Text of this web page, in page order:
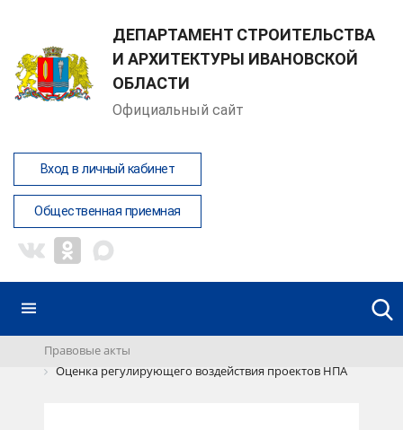
ДЕПАРТАМЕНТ СТРОИТЕЛЬСТВА
И АРХИТЕКТУРЫ ИВАНОВСКОЙ
ОБЛАСТИ
Официальный сайт
Вход в личный кабинет
Общественная приемная
Правовые акты
Оценка регулирующего воздействия проектов НПА